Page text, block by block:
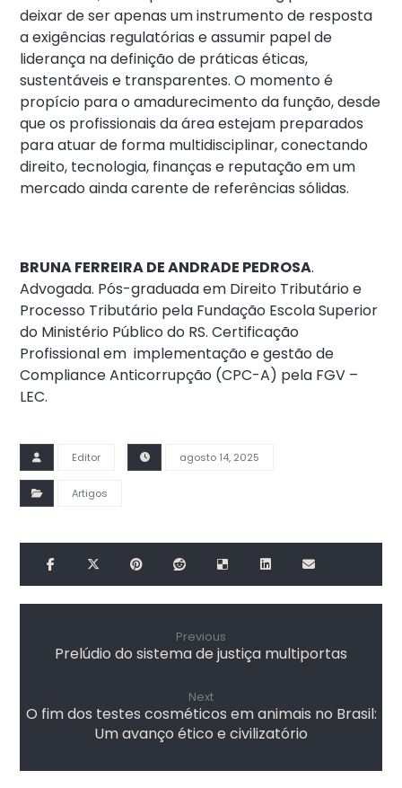
deixar de ser apenas um instrumento de resposta
a exigências regulatórias e assumir papel de
liderança na definição de práticas éticas,
sustentáveis e transparentes. O momento é
propício para o amadurecimento da função, desde
que os profissionais da área estejam preparados
para atuar de forma multidisciplinar, conectando
direito, tecnologia, finanças e reputação em um
mercado ainda carente de referências sólidas.
BRUNA FERREIRA DE ANDRADE PEDROSA.
Advogada. Pós-graduada em Direito Tributário e
Processo Tributário pela Fundação Escola Superior
do Ministério Público do RS. Certificação
Profissional em implementação e gestão de
Compliance Anticorrupção (CPC-A) pela FGV –
LEC.
Editor agosto 14, 2025
Artigos
Previous
Prelúdio do sistema de justiça multiportas
Next
O fim dos testes cosméticos em animais no Brasil:
Um avanço ético e civilizatório